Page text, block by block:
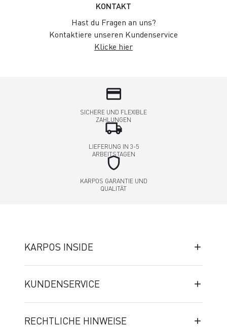
KONTAKT
Hast du Fragen an uns?
Kontaktiere unseren Kundenservice
Klicke hier
credit_card
SICHERE UND FLEXIBLE
ZAHLUNGEN
local_shipping
LIEFERUNG IN 3-5
ARBEITSTAGEN
shield
KARPOS GARANTIE UND
QUALITÄT
KARPOS INSIDE
KUNDENSERVICE
RECHTLICHE HINWEISE